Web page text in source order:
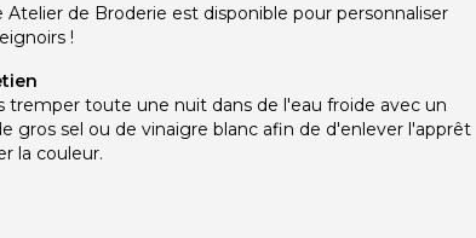
Atelier de Broderie est disponible pour personnaliser
!
tremper toute une nuit dans de l'eau froide avec un
gros sel ou de vinaigre blanc afin de d'enlever l'apprêt
la couleur.